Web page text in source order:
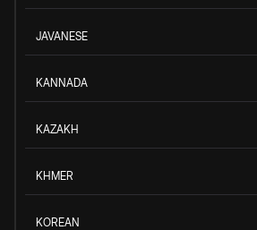
JAVANESE
KANNADA
KAZAKH
KHMER
KOREAN